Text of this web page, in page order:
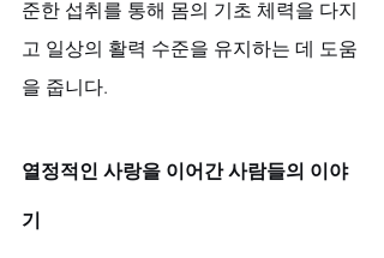
준한 섭취를 통해 몸의 기초 체력을 다지
고 일상의 활력 수준을 유지하는 데 도움
을 줍니다.
열정적인 사랑을 이어간 사람들의 이야
기